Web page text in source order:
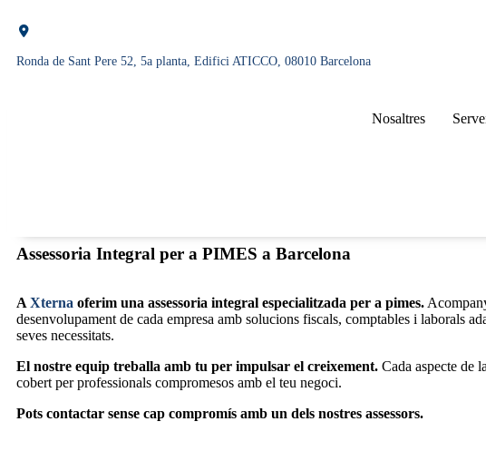
Ronda de Sant Pere 52, 5a planta, Edifici ATICCO, 08010 Barcelona
Nosaltres
Assessoria Integral per a PIMES a Barcelona
A Xterna oferim una assessoria integral especialitzada per a pimes.
desenvolupament de cada empresa amb solucions fiscals, comptables i laborals
seves necessitats.
El nostre equip treballa amb tu per impulsar el creixement. Cada aspecte de
cobert per professionals compromesos amb el teu negoci.
Pots contactar sense cap compromís amb un dels nostres assessors.